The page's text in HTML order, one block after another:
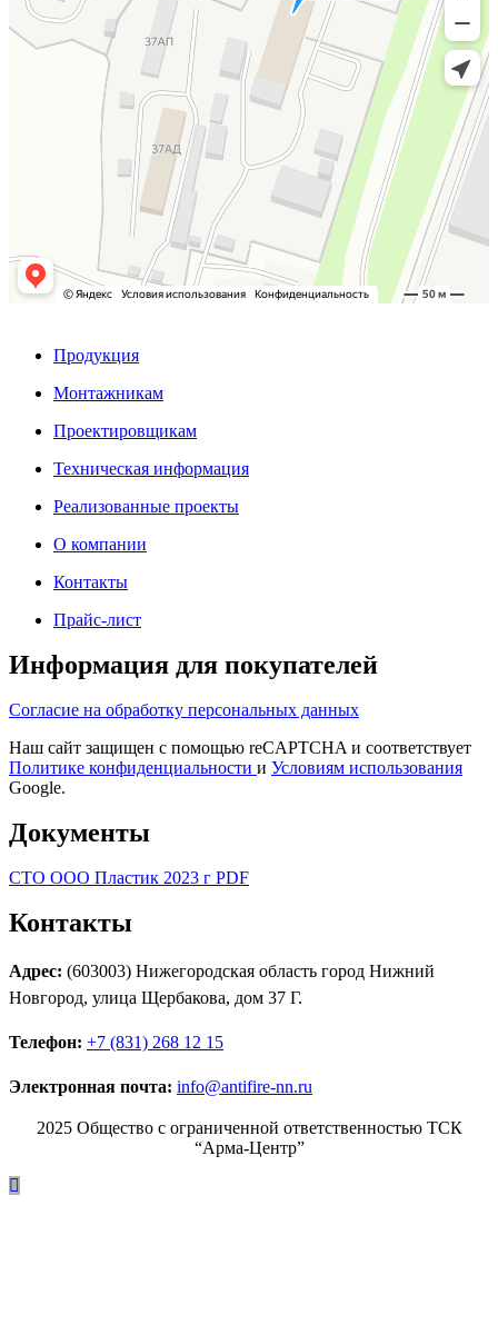
Продукция
Монтажникам
Проектировщикам
Техническая информация
Реализованные проекты
О компании
Контакты
Прайс-лист
Информация для покупателей
Согласие на обработку персональных данных
Наш сайт защищен с помощью reCAPTCHA и соответствует
Политике конфиденциальности и Условиям использования
Google.
Документы
СТО ООО Пластик 2023 г PDF
Контакты
Адрес: (603003) Нижегородская область город Нижний
Новгород, улица Щербакова, дом 37 Г.
Телефон: +7 (831) 268 12 15
Электронная почта: info@antifire-nn.ru
2025 Общество с ограниченной ответственностью ТСК
“Арма-Центр”